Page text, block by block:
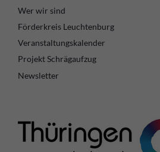
Wer wir sind
Förderkreis Leuchtenburg
Veranstaltungskalender
Projekt Schrägaufzug
Newsletter